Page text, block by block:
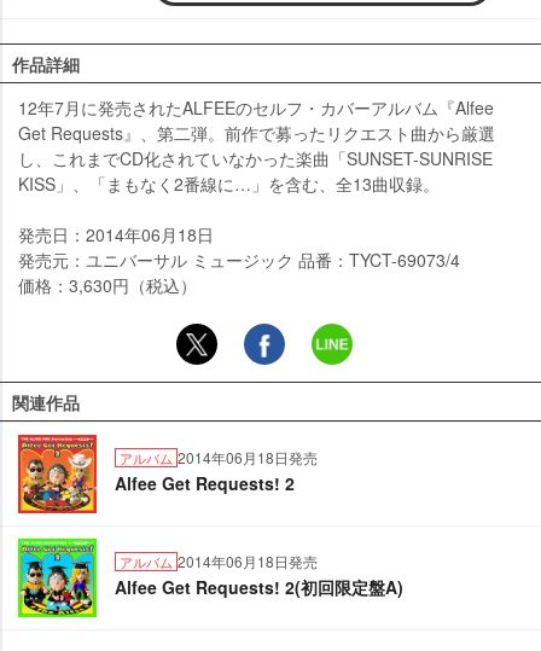
作品詳細
12年7月に発売されたALFEEのセルフ・カバーアルバム『Alfee
Get Requests』、第二弾。前作で募ったリクエスト曲から厳選
し、これまでCD化されていなかった楽曲「SUNSET-SUNRISE
KISS」、「まもなく2番線に…」を含む、全13曲収録。
発売日：2014年06月18日
発売元：ユニバーサル ミュージック 品番：TYCT-69073/4
価格：3,630円（税込）
関連作品
アルバム 2014年06月18日発売
Alfee Get Requests! 2
アルバム 2014年06月18日発売
Alfee Get Requests! 2(初回限定盤A)